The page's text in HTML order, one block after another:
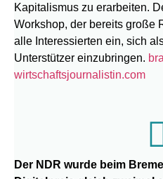
Kapitalismus zu erarbeiten.
Workshop, der bereits große
alle Interessierten ein, sich
Unterstützer einzubringen.
wirtschaftsjournalistin.com
Der NDR wurde beim